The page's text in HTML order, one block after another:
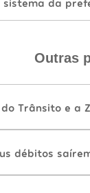
Outras
Trânsito e a
débitos